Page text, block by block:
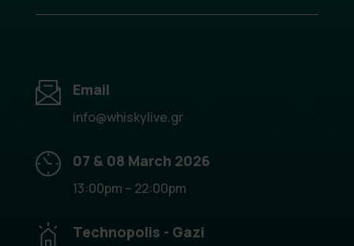
Email
info@whiskylive.gr
07 & 08 March 2026
13:00pm – 22:00pm
Technopolis - Gazi